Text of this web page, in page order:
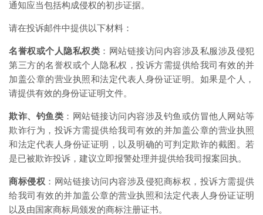
通知应当包括构成侵权的初步证据。
请在投诉邮件中提供以下材料：
名誉权或个人隐私权类 ：网站链接访问内容涉及私服涉及侵犯
第三方的名誉权或个人隐私权，投诉方需提供给我司有效的并
加盖公章的营业执照和法定代表人身份证证明。如果是个人，
请提供有效的身份证证明文件。
欺诈、钓鱼类 ：网站链接访问内容涉及钓鱼或仿冒他人网站等
欺诈行为，投诉方需提供给我司有效的并加盖公章的营业执照
和法定代表人身份证证明，以及明确的可判定欺诈的截图。若
是已被欺诈投诉，建议立即报警处理并提供给我司报案回执。
商标侵权 ：网站链接访问内容涉及侵犯商标权，投诉方需提供
给我司有效的并加盖公章的营业执照和法定代表人身份证证明
以及由国家商标局颁发的商标注册证书。